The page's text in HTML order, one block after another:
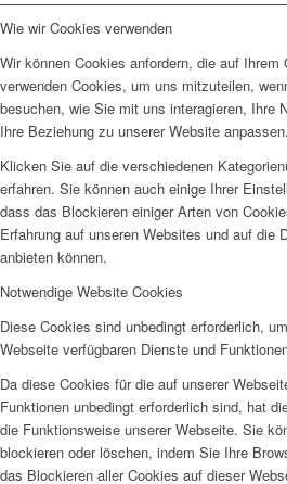
Wie wir Cookies verwenden
Wir können Cookies anfordern, die auf
verwenden Cookies, um uns mitzuteilen,
besuchen, wie Sie mit uns interagieren, Ihre
Ihre Beziehung zu unserer Website anpassen.
Klicken Sie auf die verschiedenen
erfahren. Sie können auch einige Ihrer
dass das Blockieren einiger Arten von
Erfahrung auf unseren Websites und auf die
anbieten können.
Notwendige Website Cookies
Diese Cookies sind unbedingt erforderlich,
Webseite verfügbaren Dienste und
Da diese Cookies für die auf unserer
Funktionen unbedingt erforderlich sind, hat
die Funktionsweise unserer Webseite. Sie
blockieren oder löschen, indem Sie Ihre
das Blockieren aller Cookies auf dieser